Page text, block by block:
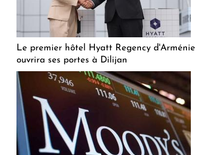
Le premier hôtel Hyatt Regency d'Arménie
ouvrira ses portes à Dilijan